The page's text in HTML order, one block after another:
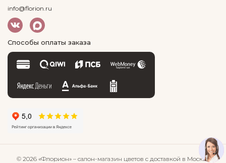
info@florion.ru
Способы оплаты заказа
© 2026 «Флорион» – салон-магазин цветов с доставкой в Москве